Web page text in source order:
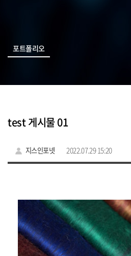
포트폴리오
test 게시물 01
지스인포넷 2022.07.29 15:20